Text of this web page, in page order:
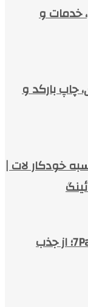
خدمات و
چاپ بارکد و
خودکار لات |
خدمات شبکه‌های اجتماعی 7Panel؛ از جذب